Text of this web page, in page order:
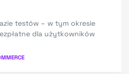
testów – w tym okresie
dla użytkowników